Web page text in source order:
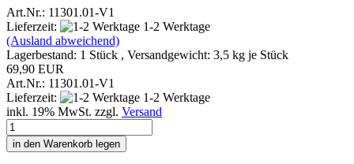
Art.Nr.: 11301.01-V1
Lieferzeit:
1-2 Werktage
(Ausland abweichend)
Lagerbestand: 1 Stück , Versandgewicht: 3,5 kg je Stück
69,90 EUR
Art.Nr.: 11301.01-V1
Lieferzeit:
1-2 Werktage
inkl. 19% MwSt. zzgl. Versand
in den Warenkorb legen